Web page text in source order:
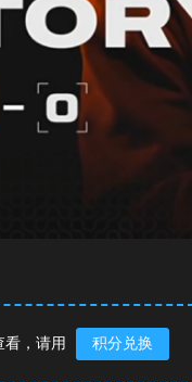
看，请用 积分兑换